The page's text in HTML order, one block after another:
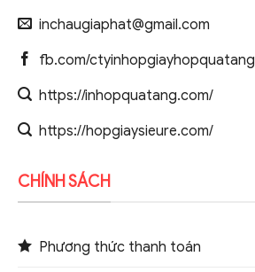
inchaugiaphat@gmail.com
fb.com/ctyinhopgiayhopquatang
https://inhopquatang.com/
https://hopgiaysieure.com/
CHÍNH SÁCH
Phương thức thanh toán